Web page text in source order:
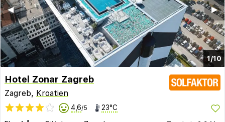
1/10
▶︎
◀︎
Hotel Zonar Zagreb
Zagreb, Kroatien
4,6/5 23°C